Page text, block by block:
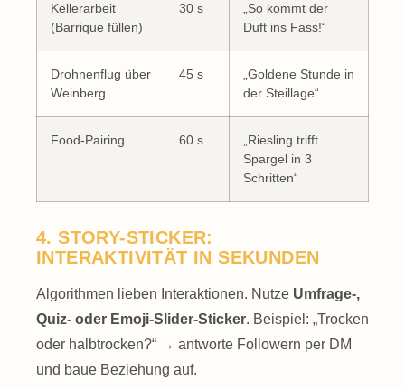
Kellerarbeit
(Barrique füllen)
30 s
„So kommt der
Duft ins Fass!“
Drohnenflug über
Weinberg
45 s
„Goldene Stunde in
der Steillage“
Food-Pairing 60 s
„Riesling trifft
Spargel in 3
Schritten“
4. STORY-STICKER:
INTERAKTIVITÄT IN SEKUNDEN
Algorithmen lieben Interaktionen. Nutze Umfrage-,
Quiz- oder Emoji-Slider-Sticker. Beispiel: „Trocken
oder halbtrocken?“ → antworte Followern per DM
und baue Beziehung auf.